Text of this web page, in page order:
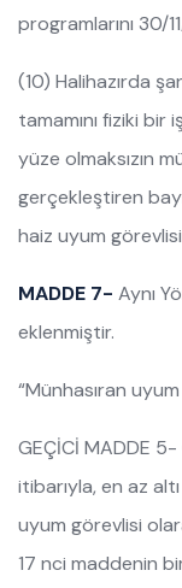
programlarını 30/
(10) Halihazırda
tamamını fiziki bir
yüze olmaksızın
gerçekleştiren
haiz uyum
MADDE 7- Aynı
eklenmiştir.
“Münhasıran
GEÇİCİ MADDE
itibarıyla, en az
uyum görevlisi
17 nci maddenin